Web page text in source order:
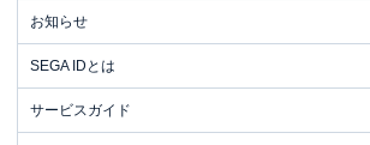
お知らせ
SEGA IDとは
サービスガイド